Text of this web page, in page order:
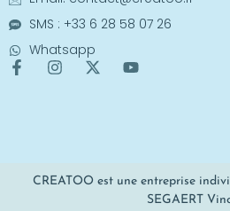
SMS : +33 6 28 58 07 26
Whatsapp
CREATOO est une entreprise
SEGAERT